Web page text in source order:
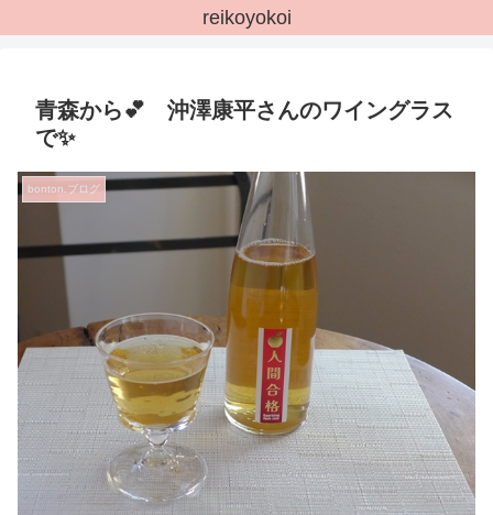
reikoyokoi
青森から💕 沖澤康平さんのワイングラス
で✨
bonton.ブログ